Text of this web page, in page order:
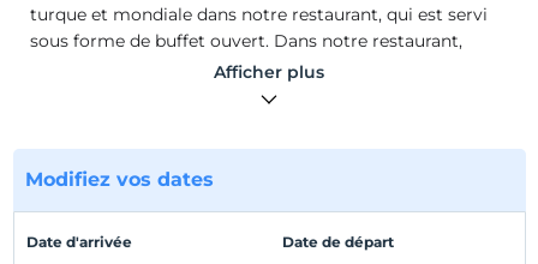
turque et mondiale dans notre restaurant, qui est servi
sous forme de buffet ouvert. Dans notre restaurant,
petit-déjeuner, déjeuner, pause café, dîner, soupe le soir
sont servis. Le déjeuner est servi sous forme de buffet à
des chaises longues et des parasols préparés pour vous
sont à votre disposition pour que vous profitiez du soleil
turque et mondiale dans notre restaurant, qui est servi
Afficher plus
Modifiez vos dates
Date d'arrivée Date de départ